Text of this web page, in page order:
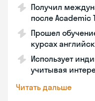
Получил
после Academic
Прошел
курсах
Использует
учитывая
Читать дальше